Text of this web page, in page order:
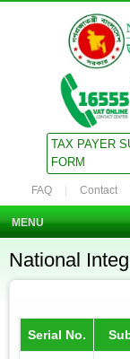
TAX PAYER
FORM
FAQ Contact
MENU
National
Serial No.